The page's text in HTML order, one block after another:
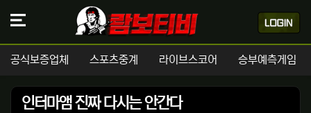
공식보증업체 스포츠중계 라이브스코어 승부예측게임
인터마앰 진짜 다시는 안간다